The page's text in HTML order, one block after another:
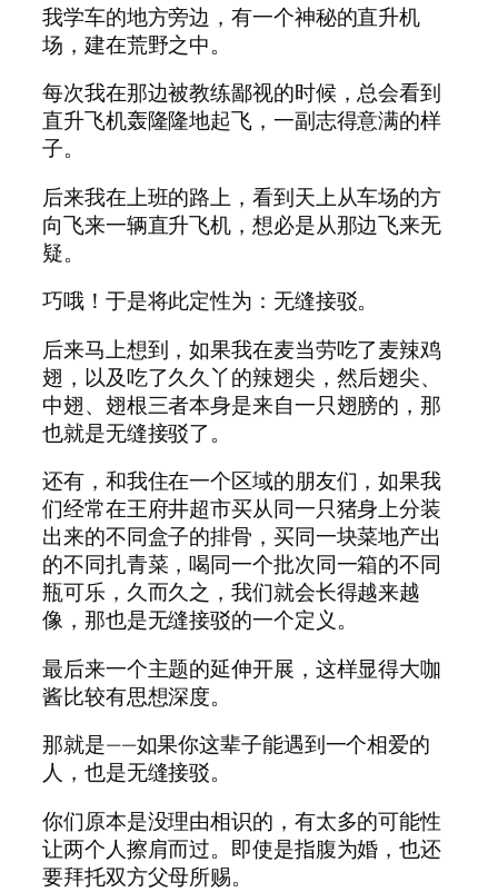
我学车的地方旁边，有一个神秘的直升机
场，建在荒野之中。
每次我在那边被教练鄙视的时候，总会看到
直升飞机轰隆隆地起飞，一副志得意满的样
子。
后来我在上班的路上，看到天上从车场的方
向飞来一辆直升飞机，想必是从那边飞来无
疑。
巧哦！于是将此定性为：无缝接驳。
后来马上想到，如果我在麦当劳吃了麦辣鸡
翅，以及吃了久久丫的辣翅尖，然后翅尖、
中翅、翅根三者本身是来自一只翅膀的，那
也就是无缝接驳了。
还有，和我住在一个区域的朋友们，如果我
们经常在王府井超市买从同一只猪身上分装
出来的不同盒子的排骨，买同一块菜地产出
的不同扎青菜，喝同一个批次同一箱的不同
瓶可乐，久而久之，我们就会长得越来越
像，那也是无缝接驳的一个定义。
最后来一个主题的延伸开展，这样显得大咖
酱比较有思想深度。
那就是——如果你这辈子能遇到一个相爱的
人，也是无缝接驳。
你们原本是没理由相识的，有太多的可能性
让两个人擦肩而过。即使是指腹为婚，也还
要拜托双方父母所赐。